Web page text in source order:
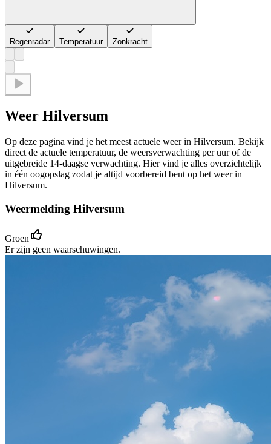
Regenradar Temperatuur Zonkracht
Weer Hilversum
Op deze pagina vind je het meest actuele weer in Hilversum. Bekijk
direct de actuele temperatuur, de weersverwachting per uur of de
uitgebreide 14-daagse verwachting. Hier vind je alles overzichtelijk
in één oogopslag zodat je altijd voorbereid bent op het weer in
Hilversum.
Weermelding Hilversum
Groen
Er zijn geen waarschuwingen.